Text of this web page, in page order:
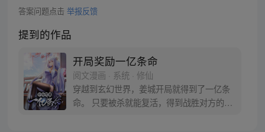
答案问题点击 举报反馈
提到的作品
开局奖励一亿条命
阅文漫画 · 系统 · 修仙
穿越到玄幻世界，姜城开局就得到了一亿条
命。 只要被杀就能复活，得到战胜对方的随